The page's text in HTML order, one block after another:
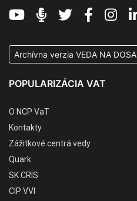
Archívna verzia VEDA NA
POPULARIZÁCIA VAT
O NCP VaT
Kontakty
Zážitkové centrá vedy
Quark
SK CRIS
CIP VVI